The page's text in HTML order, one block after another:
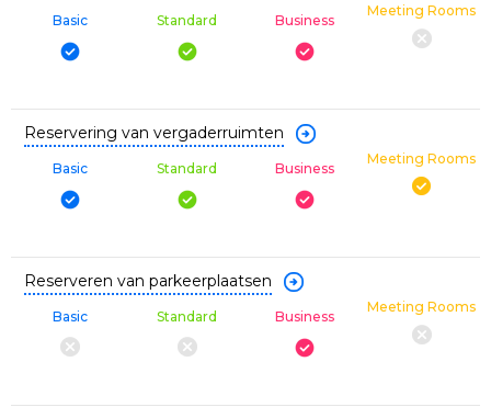
Basic Standard Business
Meeting Rooms
Reservering van vergaderruimten
Basic Standard Business
Meeting Rooms
Reserveren van parkeerplaatsen
Basic Standard Business
Meeting Rooms